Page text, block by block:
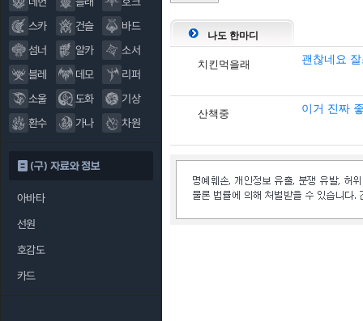
스카
건슬
바드
섬너
알카
소서
블레
데모
리퍼
소울
도화
기상
환수
가나 차원
(구) 자료와 정보
아바타
선원
호감도
카드
나도 한마디
치킨먹을래 괜찮네요
산책중 이거 진짜